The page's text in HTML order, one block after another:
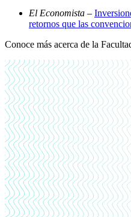
El Economista –
retornos que las
Conoce más acerca de la